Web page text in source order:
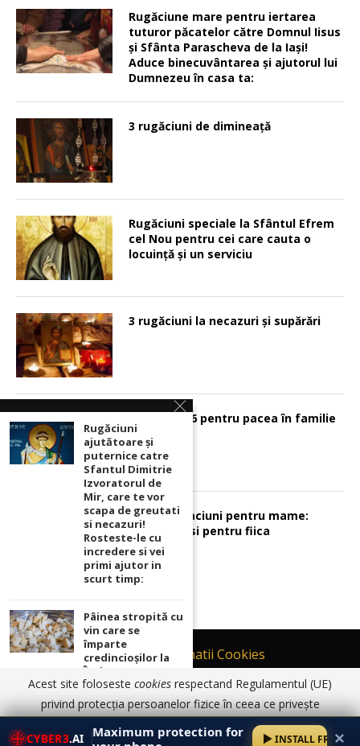
Rugăciune mare pentru iertarea
tuturor păcatelor către Domnul Iisus
şi Sfânta Parascheva de la Iaşi!
Aduce binecuvântarea şi ajutorul lui
Dumnezeu în casa ta:
3 rugăciuni de dimineață
Rugăciuni speciale la Sfântul Efrem
cel Nou pentru cei care cauta o
locuinţă şi un serviciu
3 rugăciuni la necazuri și supărări
Psalmul 126 pentru pacea în familie
Sunt 2 rugaciuni pentru mame:
pentru fiu si pentru fiica
Contact
Informatii Cookies
Politică de Confidențialitate
TERMENI SI CONDITII DE UTILIZARE
© 2017 - 2026 Ortodoxia | Termeni și condiții de utilizare | Informatii
Cookies | Politică de Confidențialitate
CYBER3.AI Maximum protection for
INSTALL FREE✕
Rugăciuni
ajutătoare și
puternice catre
Sfantul Dimitrie
Izvoratorul de
Mir, care te vor
scapa de greutati
si necazuri!
Rosteste-le cu
incredere si vei
primi ajutor in
scurt timp:
Pâinea stropită cu
vin care se
împarte
credincioșilor la
Înviere! Ce sunt
Paștile și cum se
consumă! Mare
atenție! Câte zile
se ia! Ai grijă să nu
ți se strice:
Acest site foloseste cookies respectand Regulamentul (UE)
privind protecția persoanelor fizice în ceea ce privește
prelucrarea datelor cu caracter personal și privind libera